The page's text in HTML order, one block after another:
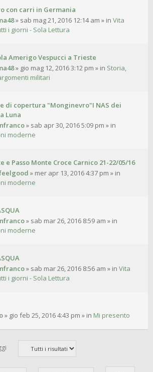
con carri in Germania
» sab mag 21, 2016 12:14 am » in Vita
i giorni - Sola Lettura
Amerigo Vespucci a Trieste
» gio mag 12, 2016 3:12 pm » in Storia,
militari
di copertura "Monginevro"I NAS dei
Luna
» sab apr 30, 2016 5:09 pm » in
moderne
e Passo Monte Croce Carnico 21-22/05/16
» mer apr 13, 2016 4:37 pm » in
moderne
» sab mar 26, 2016 8:59 am » in
moderne
» sab mar 26, 2016 8:56 am » in Vita
i giorni - Sola Lettura
» gio feb 25, 2016 4:43 pm » in Mi presento